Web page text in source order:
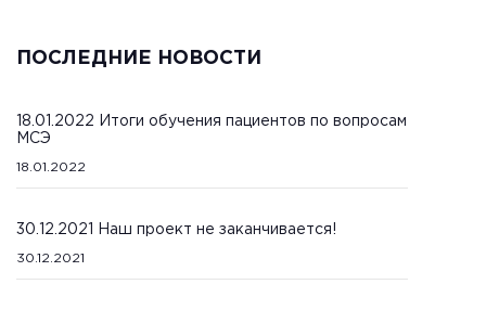
ПОСЛЕДНИЕ НОВОСТИ
18.01.2022 Итоги обучения пациентов по вопросам
МСЭ
18.01.2022
30.12.2021 Наш проект не заканчивается!
30.12.2021